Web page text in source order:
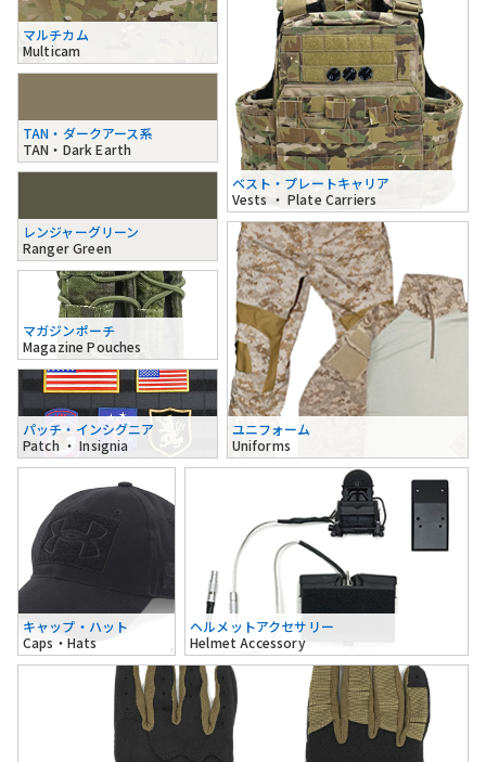
マルチカム
Multicam
TAN・ダークアース系
TAN・Dark Earth
レンジャーグリーン
Ranger Green
ベスト・プレートキャリア
Vests ・ Plate Carriers
マガジンポーチ
Magazine Pouches
パッチ・インシグニア
Patch ・ Insignia
ユニフォーム
Uniforms
キャップ・ハット
Caps・Hats
ヘルメットアクセサリー
Helmet Accessory